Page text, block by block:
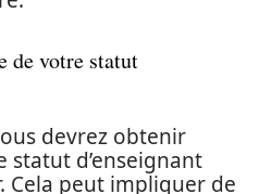
de votre statut
devrez obtenir
statut d’enseignant
Cela peut impliquer de